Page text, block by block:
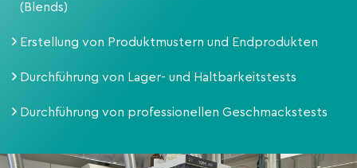
(Blends)
Erstellung von Produktmustern und Endprodukten
Durchführung von Lager- und Haltbarkeitstests
Durchführung von professionellen Geschmackstests